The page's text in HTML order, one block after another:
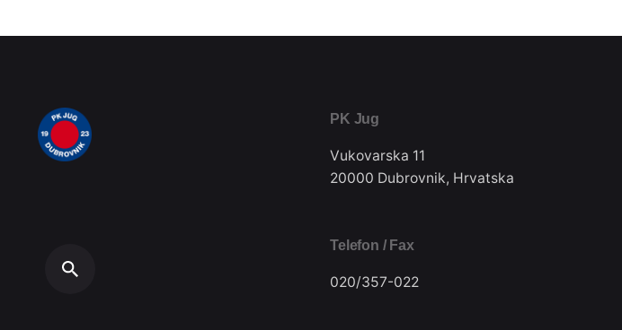
PK Jug
Vukovarska 11
20000 Dubrovnik, Hrvatska
Telefon / Fax
020/357-022